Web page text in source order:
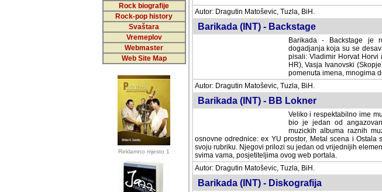
Rock biografije
Rock-pop history
Svaštara
Vremeplov
Webmaster
Web Site Map
Reklamno mjesto 1
Autor: Dragutin Matoševic, Tuzla, BiH.
Barikada (INT) - Backstage
Barikada - Backstage je
dogadjanja koja su se
pisali: Vladimir Horvat Horvi
HR), Vasja Ivanovski
pomenuta imena, mnogima
Autor: Dragutin Matoševic, Tuzla, BiH.
Barikada (INT) - BB Lokner
Veliko i respektabilno ime
bio je jedan od
albuma raznih muzickih
odrednice: ex YU prostor, Metal scena i Ostala scena.
Njegovi prilozi su jedan od vrijednijih elemenata ovog
posjetiteljima ovog web portala.
Autor: Dragutin Matoševic, Tuzla, BiH.
Barikada (INT) - Diskografija